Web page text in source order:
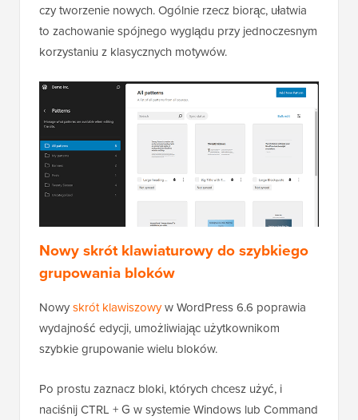
czy tworzenie nowych. Ogólnie rzecz biorąc, ułatwia
to zachowanie spójnego wyglądu przy jednoczesnym
korzystaniu z klasycznych motywów.
Nowy skrót klawiaturowy do szybkiego
grupowania bloków
Nowyskrót klawiszowyw WordPress 6.6 poprawia
wydajność edycji, umożliwiając użytkownikom
szybkie grupowanie wielu bloków.
Po prostu zaznacz bloki, których chcesz użyć, i
naciśnij CTRL + G w systemie Windows lub Command